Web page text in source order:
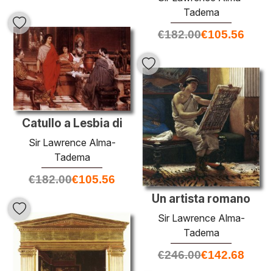
Tadema
€182.00€105.56
Catullo a Lesbia di
Sir Lawrence Alma-
Tadema
€182.00€105.56
Un artista romano
Sir Lawrence Alma-
Tadema
€246.00€142.68